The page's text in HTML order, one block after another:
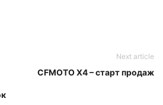
Next article
CFMOTO X4 – старт продаж